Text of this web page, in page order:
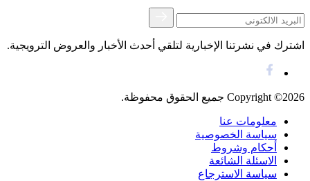
اشترك في نشرتنا الإخبارية لتلقي أحدث الأخبار والعروض الترويجية.
Copyright ©2026 جميع الحقوق محفوظة.
معلومات عنا
سياسة الخصوصية
أحكام وشروط
اﻻسئلة الشائعة
سياسة الاسترجاع